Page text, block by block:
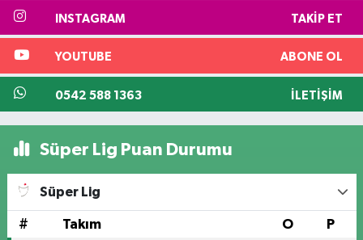
INSTAGRAM TAKIP ET
YOUTUBE ABONE OL
0542 588 1363 İLETIŞIM
Süper Lig Puan Durumu
Süper Lig
# Takım O P